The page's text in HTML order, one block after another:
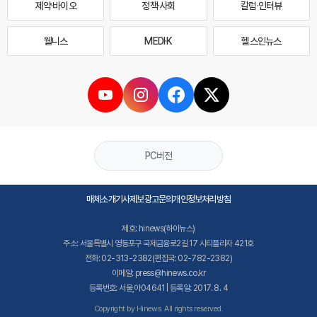
제약·바이오 정책·사회 칼럼·인터뷰
웰니스 MEDI·K 헬스인뉴스
PC버전
매체소개기사제보광고문의개인정보처리방침
제호: hinews(하이뉴스)
주소: 서울특별시 영등포구 국제금융로2길 17 시티플라자 421호
전화: 02-313-2382(편집국: 02-782-2382)
이메일: press@hinews.co.kr
등록번호: 서울,아04641 | 등록일: 2017. 8. 4
Copyright by Hinews. All rights reserved.